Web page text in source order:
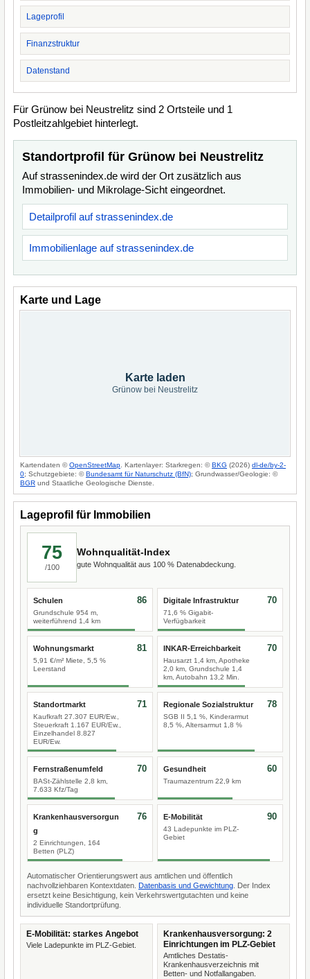
Lageprofil
Finanzstruktur
Datenstand
Für Grünow bei Neustrelitz sind 2 Ortsteile und 1
Postleitzahlgebiet hinterlegt.
Standortprofil für Grünow bei Neustrelitz
Auf strassenindex.de wird der Ort zusätzlich aus
Immobilien- und Mikrolage-Sicht eingeordnet.
Detailprofil auf strassenindex.de
Immobilienlage auf strassenindex.de
Karte und Lage
Karte laden
Grünow bei Neustrelitz
Kartendaten ©OpenStreetMap . Kartenlayer: Starkregen: ©BKG (2026) dl-de/by-2-
0; Schutzgebiete: ©Bundesamt für Naturschutz (BfN); Grundwasser/Geologie: ©
BGR und Staatliche Geologische Dienste.
Lageprofil für Immobilien
75
/100
Wohnqualität-Index
gute Wohnqualität aus 100 % Datenabdeckung.
Schulen
Grundschule 954 m,
weiterführend 1,4 km
86 Digitale Infrastruktur
71,6 % Gigabit-
Verfügbarkeit
70
Wohnungsmarkt
5,91 €/m² Miete, 5,5 %
Leerstand
81 INKAR-Erreichbarkeit
Hausarzt 1,4 km, Apotheke
2,0 km, Grundschule 1,4
km, Autobahn 13,2 Min.
70
Standortmarkt
Kaufkraft 27.307 EUR/Ew.,
Steuerkraft 1.167 EUR/Ew.,
Einzelhandel 8.827
EUR/Ew.
71 Regionale Sozialstruktur
SGB II 5,1 %, Kinderarmut
8,5 %, Altersarmut 1,8 %
78
Fernstraßenumfeld
BASt-Zählstelle 2,8 km,
7.633 Kfz/Tag
70 Gesundheit
Traumazentrum 22,9 km
60
Krankenhausversorgun
g
2 Einrichtungen, 164
Betten (PLZ)
76 E-Mobilität
43 Ladepunkte im PLZ-
Gebiet
90
Automatischer Orientierungswert aus amtlichen und öffentlich
nachvollziehbaren Kontextdaten. Datenbasis und Gewichtung . Der Index
ersetzt keine Besichtigung, kein Verkehrswertgutachten und keine
individuelle Standortprüfung.
E-Mobilität: starkes Angebot
Viele Ladepunkte im PLZ-Gebiet.
Krankenhausversorgung: 2
Einrichtungen im PLZ-Gebiet
Amtliches Destatis-
Krankenhausverzeichnis mit
Betten- und Notfallangaben.